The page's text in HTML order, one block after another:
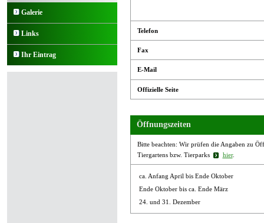
Galerie
Links
Ihr Eintrag
Telefon
Fax
E-Mail
Offizielle Seite
Öffnungszeiten
Bitte beachten: Wir prüfen die Angaben zu
Tiergartens bzw. Tierparks
hier.
ca. Anfang April bis Ende Oktober
Ende Oktober bis ca. Ende März
24. und 31. Dezember